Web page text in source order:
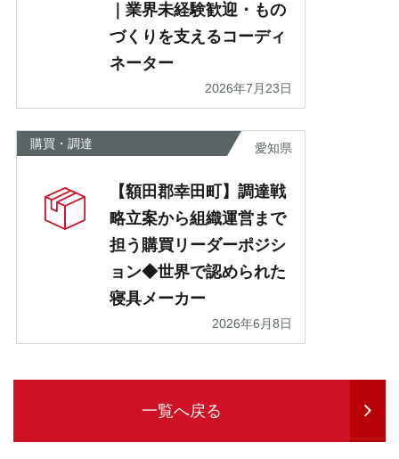
｜業界未経験歓迎・もの
づくりを支えるコーディ
ネーター
2026年7月23日
購買・調達 愛知県
【額田郡幸田町】調達戦
略立案から組織運営まで
担う購買リーダーポジシ
ョン◆世界で認められた
寝具メーカー
2026年6月8日
一覧へ戻る